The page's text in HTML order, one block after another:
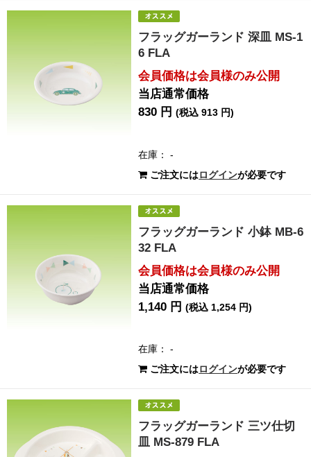
フラッグガーランド 深皿 MS-1
6 FLA
会員価格は会員様のみ公開
当店通常価格
830 円(税込 913 円)
在庫： -
ご注文にはログインが必要です
フラッグガーランド 小鉢 MB-6
32 FLA
会員価格は会員様のみ公開
当店通常価格
1,140 円(税込 1,254 円)
在庫： -
ご注文にはログインが必要です
フラッグガーランド 三ツ仕切
皿 MS-879 FLA